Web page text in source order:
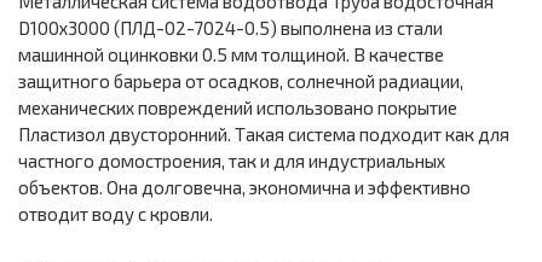
D100х3000 (ПЛД-02-7024-0.5) выполнена из стали
машинной оцинковки 0.5 мм толщиной. В качестве
защитного барьера от осадков, солнечной радиации,
механических повреждений использовано покрытие
Пластизол двусторонний. Такая система подходит как для
частного домостроения, так и для индустриальных
объектов. Она долговечна, экономична и эффективно
отводит воду с кровли.